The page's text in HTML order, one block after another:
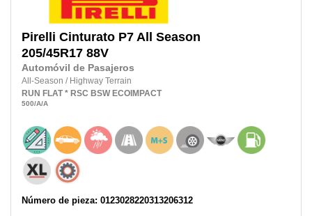
Pirelli Cinturato P7 All Season
205/45R17 88V
Automóvil de Pasajeros
All-Season / Highway Terrain
RUN FLAT * RSC BSW ECOIMPACT
500/A/A
Número de pieza: 0123028220313206312